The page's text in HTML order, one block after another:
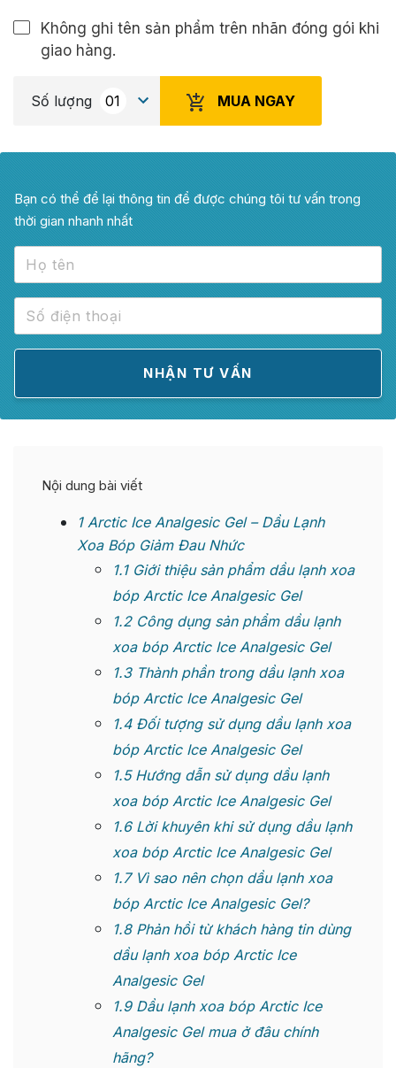
Không ghi tên sản phẩm trên nhãn đóng gói khi
giao hàng.
Số lượng MUA NGAY
Bạn có thể để lại thông tin để được chúng tôi tư vấn trong
thời gian nhanh nhất
Nội dung bài viết
1Arctic Ice Analgesic Gel – Dầu Lạnh
Xoa Bóp Giảm Đau Nhức
1.1Giới thiệu sản phẩm dầu lạnh xoa
bóp Arctic Ice Analgesic Gel
1.2Công dụng sản phẩm dầu lạnh
xoa bóp Arctic Ice Analgesic Gel
1.3Thành phần trong dầu lạnh xoa
bóp Arctic Ice Analgesic Gel
1.4Đối tượng sử dụng dầu lạnh xoa
bóp Arctic Ice Analgesic Gel
1.5Hướng dẫn sử dụng dầu lạnh
xoa bóp Arctic Ice Analgesic Gel
1.6Lời khuyên khi sử dụng dầu lạnh
xoa bóp Arctic Ice Analgesic Gel
1.7Vì sao nên chọn dầu lạnh xoa
bóp Arctic Ice Analgesic Gel?
1.8Phản hồi từ khách hàng tin dùng
dầu lạnh xoa bóp Arctic Ice
Analgesic Gel
1.9Dầu lạnh xoa bóp Arctic Ice
Analgesic Gel mua ở đâu chính
hãng?